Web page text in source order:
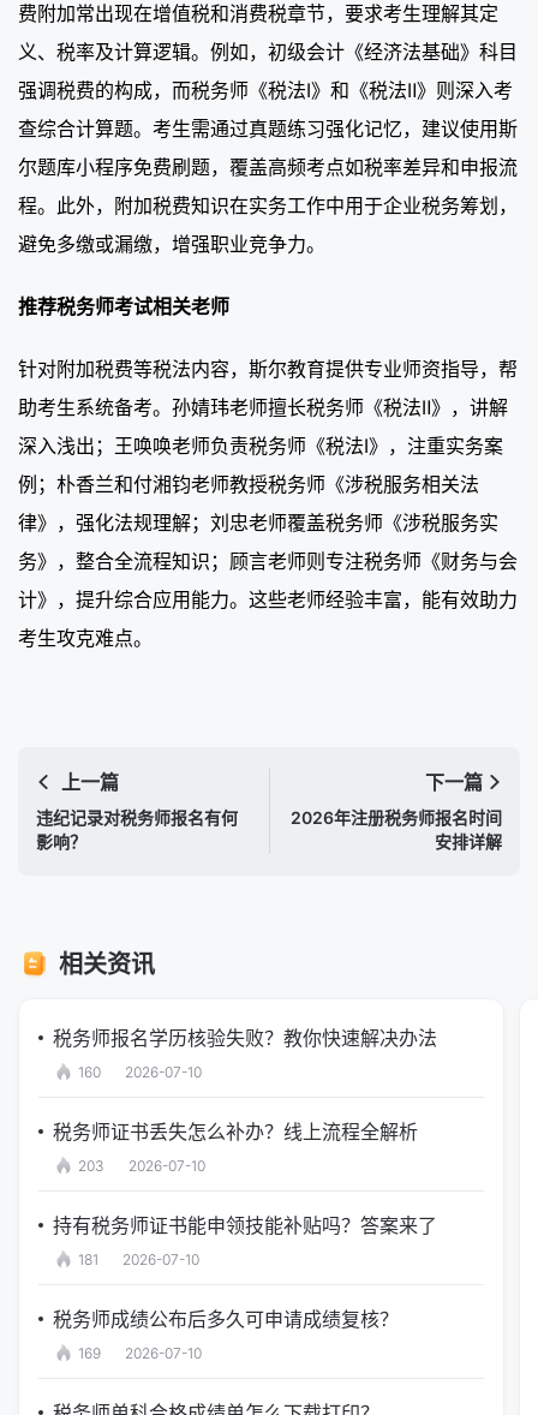
费附加常出现在增值税和消费税章节，要求考生理解其定
义、税率及计算逻辑。例如，初级会计《经济法基础》科目
强调税费的构成，而税务师《税法Ⅰ》和《税法Ⅱ》则深入考
查综合计算题。考生需通过真题练习强化记忆，建议使用斯
尔题库小程序免费刷题，覆盖高频考点如税率差异和申报流
程。此外，附加税费知识在实务工作中用于企业税务筹划，
避免多缴或漏缴，增强职业竞争力。
推荐税务师考试相关老师
针对附加税费等税法内容，斯尔教育提供专业师资指导，帮
助考生系统备考。孙婧玮老师擅长税务师《税法Ⅱ》，讲解
深入浅出；王唤唤老师负责税务师《税法Ⅰ》，注重实务案
例；朴香兰和付湘钧老师教授税务师《涉税服务相关法
律》，强化法规理解；刘忠老师覆盖税务师《涉税服务实
务》，整合全流程知识；顾言老师则专注税务师《财务与会
计》，提升综合应用能力。这些老师经验丰富，能有效助力
考生攻克难点。
上一篇
违纪记录对税务师报名有何
影响？
下一篇
2026年注册税务师报名时间
安排详解
相关资讯
税务师报名学历核验失败？教你快速解决办法
160 2026-07-10
税务师证书丢失怎么补办？线上流程全解析
203 2026-07-10
持有税务师证书能申领技能补贴吗？答案来了
181 2026-07-10
税务师成绩公布后多久可申请成绩复核？
169 2026-07-10